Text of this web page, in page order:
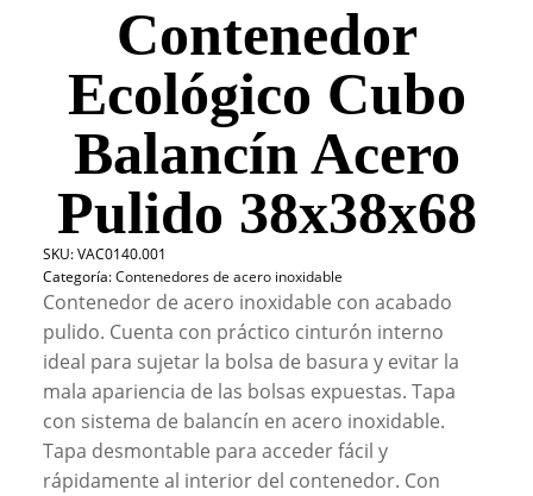
Contenedor
Ecológico Cubo
Balancín Acero
Pulido 38x38x68
SKU:VAC0140.001
Categoría:Contenedores de acero inoxidable
Contenedor de acero inoxidable con acabado
pulido. Cuenta con práctico cinturón interno
ideal para sujetar la bolsa de basura y evitar la
mala apariencia de las bolsas expuestas. Tapa
con sistema de balancín en acero inoxidable.
Tapa desmontable para acceder fácil y
rápidamente al interior del contenedor. Con